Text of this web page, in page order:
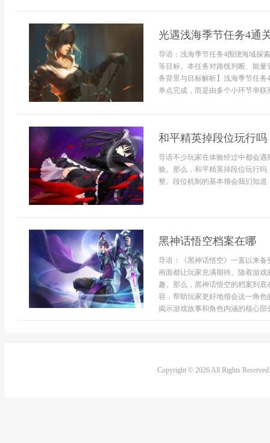
光遇浅海季节任务4通
导语：浅海季节任务4围绕海域探
等目标。本任务对路线判断、能
务背景与目标解析】浅海季节任
单点完成，而是由多个小环节串
和平精英掉段位玩行吗
导语不少玩家在体验经过中都会
验。那么，和平精英掉段位玩行
整。段位机制的基本领会我们知道
黑神话悟空档案在哪
导语：《黑神话悟空》一直以来
画面都让玩家充满期待。随着游
趣。那么，黑神话悟空的档案到
容，帮助玩家更好地领会这一角
揭示游戏故事和角色内涵的核心部
Copyright © 2026 All Rights